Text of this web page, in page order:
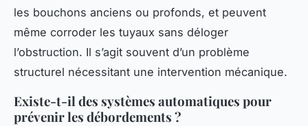
les bouchons anciens ou profonds, et peuvent
même corroder les tuyaux sans déloger
l’obstruction. Il s’agit souvent d’un problème
structurel nécessitant une intervention mécanique.
Existe-t-il des systèmes automatiques pour
prévenir les débordements ?